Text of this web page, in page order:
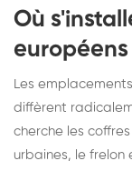
Où
européens
Les
diffèrent
cherche les
urbaines, le frelon